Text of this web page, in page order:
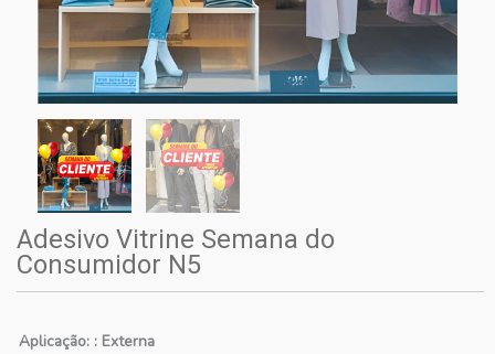
Adesivo Vitrine Semana do
Consumidor N5
Aplicação: : Externa